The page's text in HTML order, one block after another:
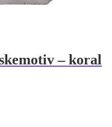
– koral